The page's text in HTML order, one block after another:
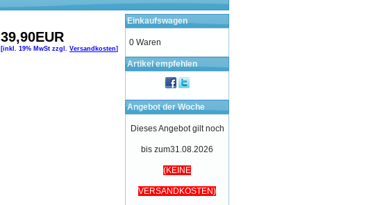
39,90EUR
[inkl. 19% MwSt zzgl. Versandkosten]
Einkaufswagen
0 Waren
Artikel empfehlen
Angebot der Woche
Dieses Angebot gilt noch
bis zum31.08.2026
(KEINE
VERSANDKOSTEN)